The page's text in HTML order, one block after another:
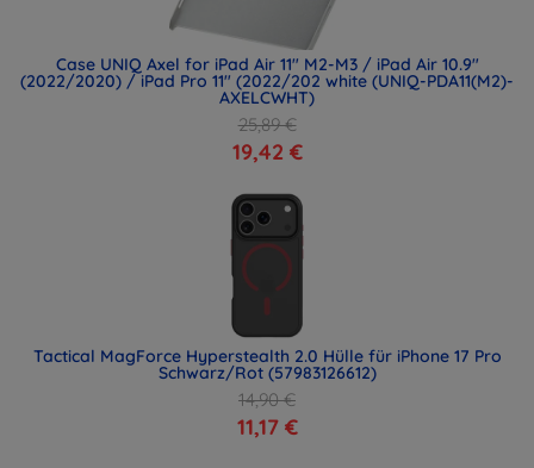
Case UNIQ Axel for iPad Air 11" M2-M3 / iPad Air 10.9"
(2022/2020) / iPad Pro 11" (2022/202 white (UNIQ-PDA11(M2)-
AXELCWHT)
25,89 €
19,42 €
Tactical MagForce Hyperstealth 2.0 Hülle für iPhone 17 Pro
Schwarz/Rot (57983126612)
14,90 €
11,17 €